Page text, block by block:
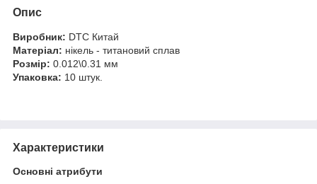
Опис
Виробник: DTC Китай
Матеріал: нікель - титановий сплав
Розмір: 0.012\0.31 мм
Упаковка: 10 штук.
Характеристики
Основні атрибути